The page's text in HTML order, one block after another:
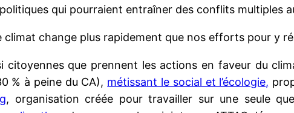
qui pourraient entraîner des conflits multiples
climat change plus rapidement que nos efforts pour y
citoyennes que prennent les actions en faveur du
% à peine du CA), métissant le social et l’écologie,
, organisation créée pour travailler sur une seule